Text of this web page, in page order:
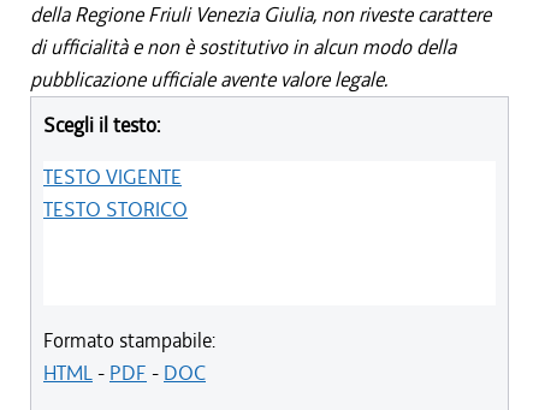
della Regione Friuli Venezia Giulia, non riveste carattere
di ufficialità e non è sostitutivo in alcun modo della
pubblicazione ufficiale avente valore legale.
Scegli il testo:
TESTO VIGENTE
TESTO STORICO
Formato stampabile:
HTML- PDF - DOC